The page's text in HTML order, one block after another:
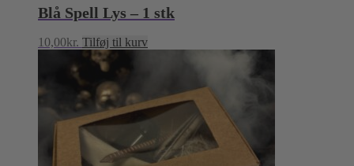
Blå Spell Lys – 1 stk
10,00kr. Tilføj til kurv